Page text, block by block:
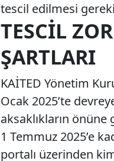
tescil edilmesi
TESCIL
ŞARTLARI
KAİTED Yönetim
Ocak 2025’te
aksaklıkların
1 Temmuz 2025’e
portalı üzerinden